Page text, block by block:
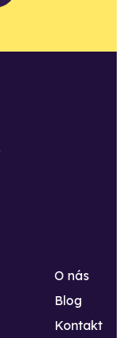
O nás
Blog
Kontakt